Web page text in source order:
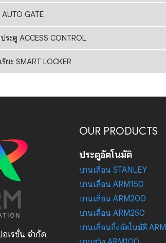
GATE
ระตู ACCESS CONTROL
ยะ SMART LOCKER
เรชั่น จำกัด
OUR PRODUCTS
ประตูอัตโนมัติ
บานเลื่อน STANLEY
บานเลื่อน ARM150
บานเลื่อน ARM200
บานเลื่อน ARM250
บานเลื่อนกึ่งอัตโนมัติ